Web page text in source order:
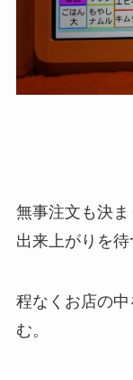
無事注文も決
出来上がりを待
程なくお店の
む。